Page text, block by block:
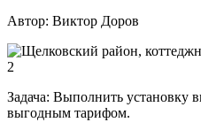
Автор: Виктор Доров
Задача: Выполнить установку
выгодным тарифом.